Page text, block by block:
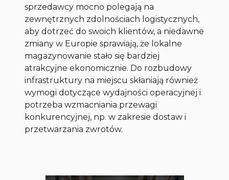
sprzedawcy mocno polegają na
zewnętrznych zdolnościach logistycznych,
aby dotrzeć do swoich klientów, a niedawne
zmiany w Europie sprawiają, że lokalne
magazynowanie stało się bardziej
atrakcyjne ekonomicznie. Do rozbudowy
infrastruktury na miejscu skłaniają również
wymogi dotyczące wydajności operacyjnej i
potrzeba wzmacniania przewagi
konkurencyjnej, np. w zakresie dostaw i
przetwarzania zwrotów.